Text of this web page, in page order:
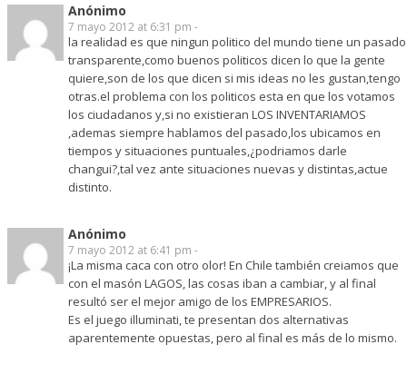
Anónimo
7 mayo 2012 at 6:31 pm -
la realidad es que ningun politico del mundo tiene un pasado
transparente,como buenos politicos dicen lo que la gente
quiere,son de los que dicen si mis ideas no les gustan,tengo
otras.el problema con los politicos esta en que los votamos
los ciudadanos y,si no existieran LOS INVENTARIAMOS
,ademas siempre hablamos del pasado,los ubicamos en
tiempos y situaciones puntuales,¿podriamos darle
changui?,tal vez ante situaciones nuevas y distintas,actue
distinto.
Anónimo
7 mayo 2012 at 6:41 pm -
¡La misma caca con otro olor! En Chile también creiamos que
con el masón LAGOS, las cosas iban a cambiar, y al final
resultó ser el mejor amigo de los EMPRESARIOS.
Es el juego illuminati, te presentan dos alternativas
aparentemente opuestas, pero al final es más de lo mismo.